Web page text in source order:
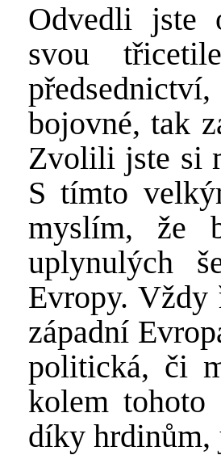
Odvedli jste
svou
bojovné, tak
Zvolili jste si
S tímto
myslím, že
uplynulých
Evropy.
západní
politická, či
kolem
díky hrdinům,